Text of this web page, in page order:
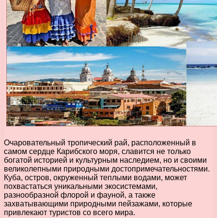
Очаровательный тропический рай, расположенный в
самом сердце Карибского моря, славится не только
богатой историей и культурным наследием, но и своими
великолепными природными достопримечательностями.
Куба, остров, окруженный теплыми водами, может
похвастаться уникальными экосистемами,
разнообразной флорой и фауной, а также
захватывающими природными пейзажами, которые
привлекают туристов со всего мира.